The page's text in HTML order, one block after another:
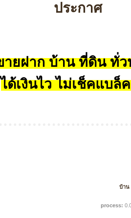
ประกาศ
ยฝาก บ้าน ที่ดิน ทั่ว
ได้เงินไว ไม่เช็คแบล็
บ้าน
process: